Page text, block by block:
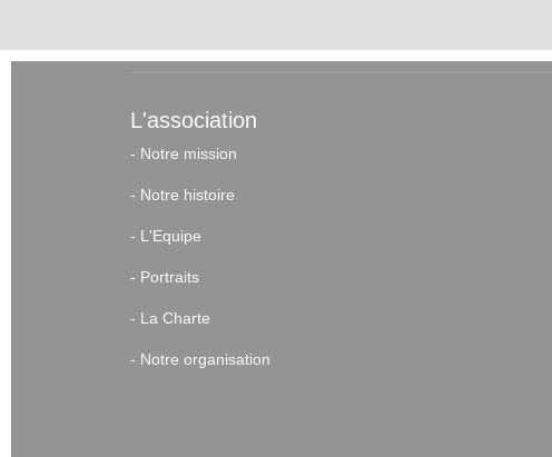
L'association
- Notre mission
- Notre histoire
- L'Equipe
- Portraits
- La Charte
- Notre organisation